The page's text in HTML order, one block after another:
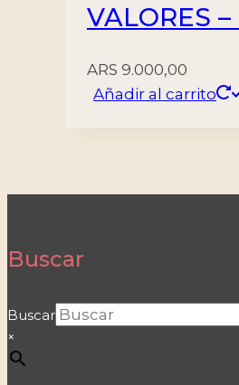
VALORES
ARS 9.000,00
Añadir al carrito
Buscar
Buscar
×